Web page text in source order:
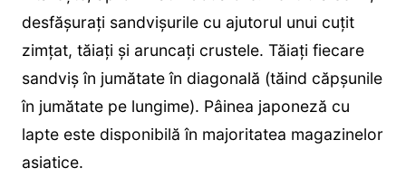
desfășurați sandvișurile cu ajutorul unui cuțit
zimțat, tăiați și aruncați crustele. Tăiați fiecare
sandviș în jumătate în diagonală (tăind căpșunile
în jumătate pe lungime). Pâinea japoneză cu
lapte este disponibilă în majoritatea magazinelor
asiatice.